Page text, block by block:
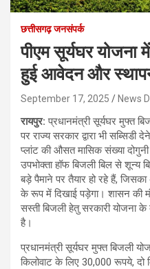
छत्तीसगढ़ जनसंपर्क
पीएम सूर्यघर
हुई आवेदन और
September 17, 2025 News
रायपुर:प्रधानमंत्री सूर्यघर मुफ्त
पर राज्य सरकार द्वारा भी
प्लांट की औसत मासिक संख्या
उपभोक्ता हॉफ बिजली बिल से शून्य
बड़े पैमाने पर तैयार हो रहे हैं,
के रूप में दिखाई पड़ेगा। शासन की
सस्ती बिजली हेतु सरकारी योजना
है।
प्रधानमंत्री सूर्यघर मुफ्त बिजली
किलोवाट के लिए 30,000 रूपये,